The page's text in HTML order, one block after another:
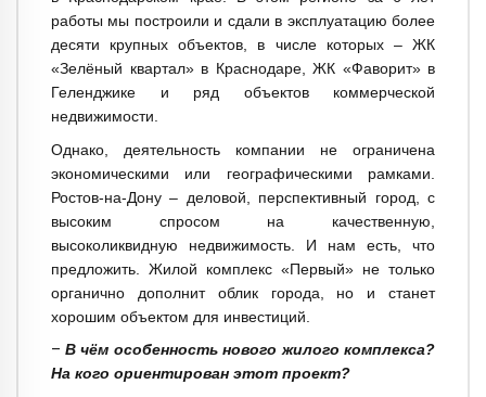
работы мы построили и сдали в эксплуатацию более
десяти крупных объектов, в числе которых – ЖК
«Зелёный квартал» в Краснодаре, ЖК «Фаворит» в
Геленджике и ряд объектов коммерческой
недвижимости.
Однако, деятельность компании не ограничена
экономическими или географическими рамками.
Ростов-на-Дону – деловой, перспективный город, с
высоким спросом на качественную,
высоколиквидную недвижимость. И нам есть, что
предложить. Жилой комплекс «Первый» не только
органично дополнит облик города, но и станет
хорошим объектом для инвестиций.
– В чём особенность нового жилого комплекса?
На кого ориентирован этот проект?